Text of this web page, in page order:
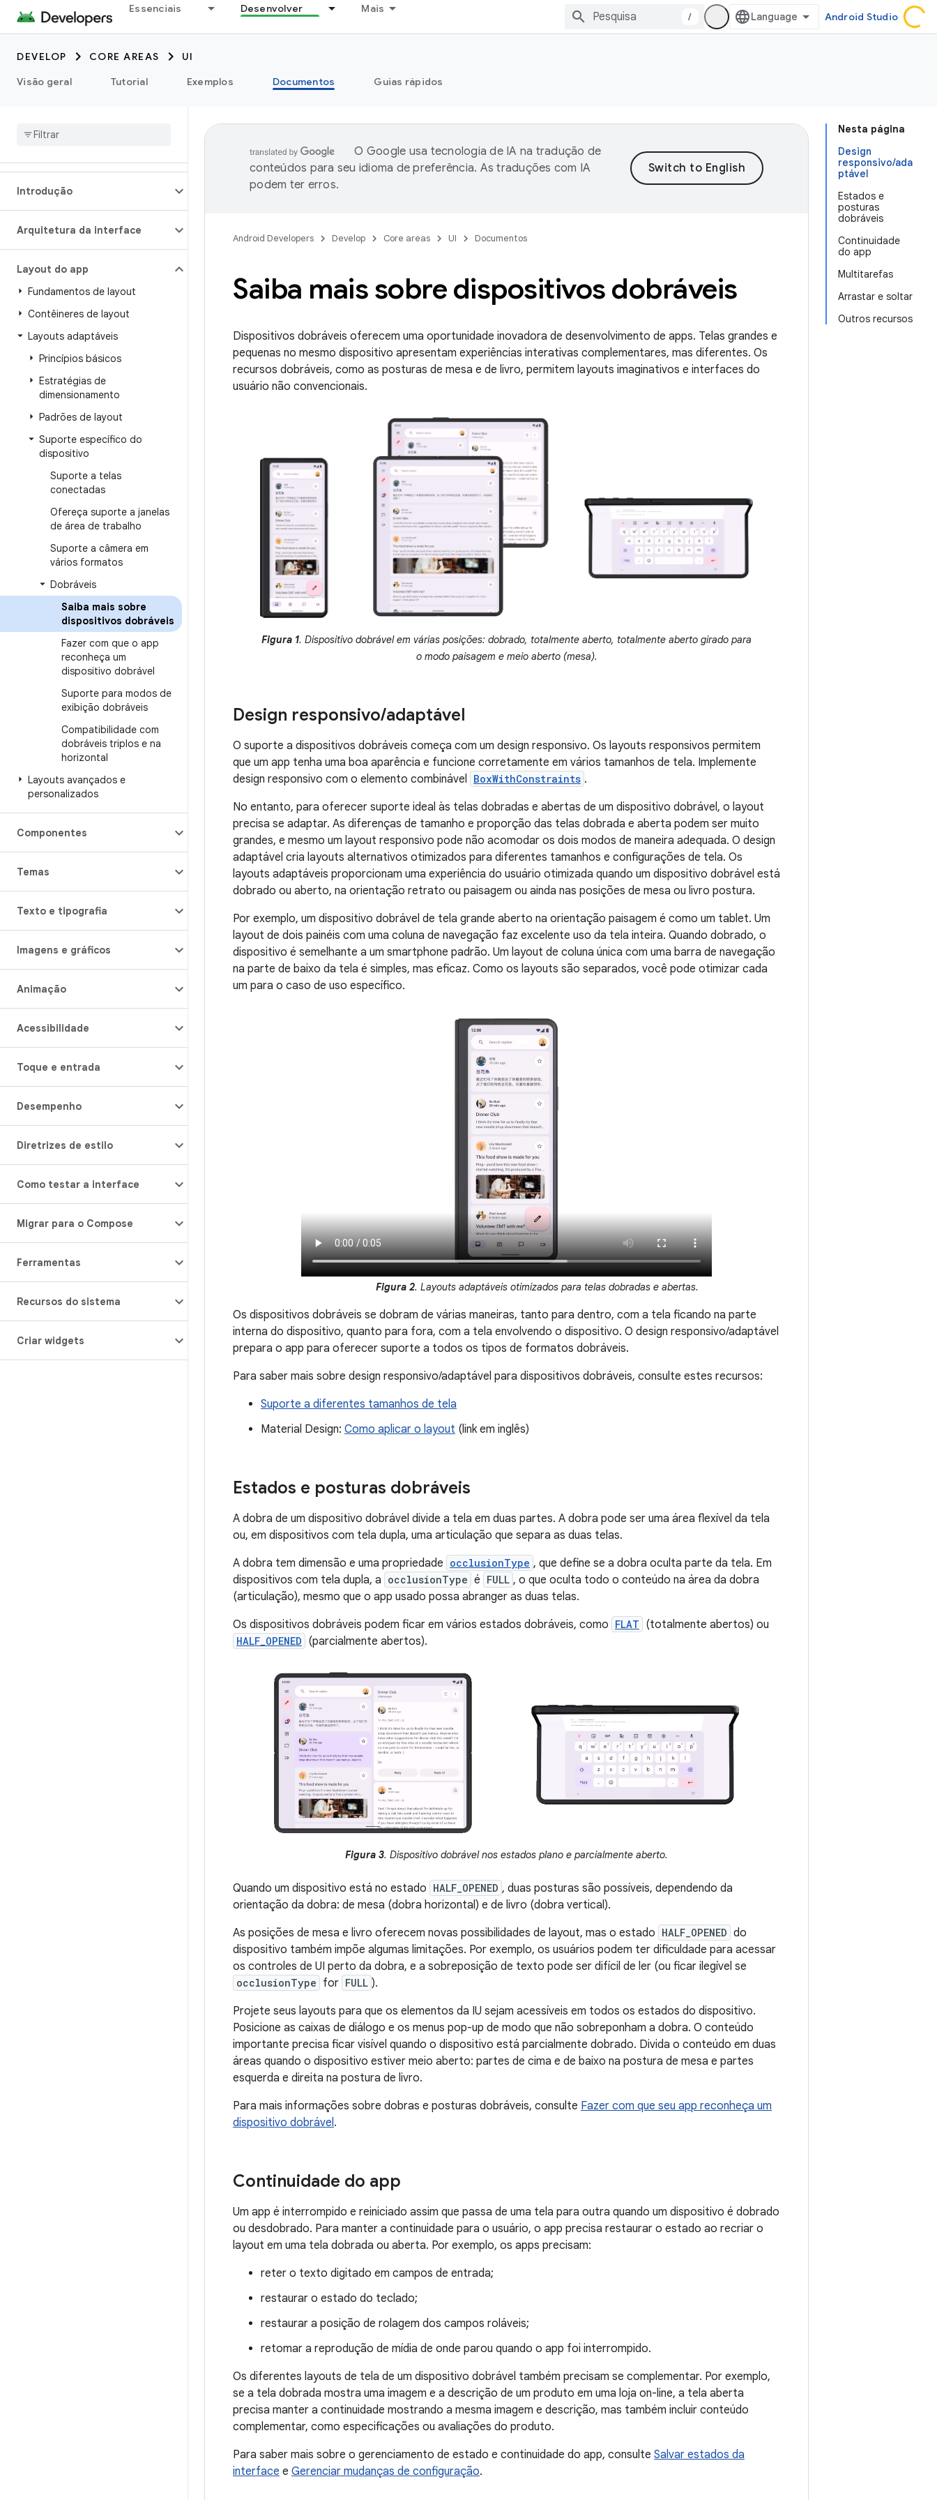
Essenciais Desenvolver Mais
/ Android Studio
DEVELOP CORE AREAS
UI
Visão geral
Tutorial Exemplos Documentos Guias rápidos
Introdução
Arquitetura da interface
Layout do app
Fundamentos de layout
Contêineres de layout
Layouts adaptáveis
Princípios básicos
Estratégias de
dimensionamento
Padrões de layout
Suporte específico do
dispositivo
Suporte a telas
conectadas
Ofereça suporte a janelas
de área de trabalho
Suporte a câmera em
vários formatos
Dobráveis
Saiba mais sobre
dispositivos dobráveis
Fazer com que o app
reconheça um
dispositivo dobrável
Suporte para modos de
exibição dobráveis
Compatibilidade com
dobráveis triplos e na
horizontal
Layouts avançados e
personalizados
Componentes
Temas
Texto e tipografia
Imagens e gráficos
Animação
Acessibilidade
Toque e entrada
Desempenho
Diretrizes de estilo
Como testar a interface
Migrar para o Compose
Ferramentas
Recursos do sistema
Criar widgets
Nesta página
Design
responsivo/ada
ptável
Estados e
posturas
dobráveis
Continuidade
do app
Multitarefas
Arrastar e soltar
Outros recursos
O Google usa tecnologia de IA na tradução de
conteúdos para seu idioma de preferência. As traduções com IA
podem ter erros.
Android Developers Develop Core areas UI Documentos
Saiba mais sobre dispositivos dobráveis
Dispositivos dobráveis oferecem uma oportunidade inovadora de desenvolvimento de apps. Telas grandes e
pequenas no mesmo dispositivo apresentam experiências interativas complementares, mas diferentes. Os
recursos dobráveis, como as posturas de mesa e de livro, permitem layouts imaginativos e interfaces do
usuário não convencionais.
Figura 1. Dispositivo dobrável em várias posições: dobrado, totalmente aberto, totalmente aberto girado para
o modo paisagem e meio aberto (mesa).
Design responsivo/adaptável
O suporte a dispositivos dobráveis começa com um design responsivo. Os layouts responsivos permitem
que um app tenha uma boa aparência e funcione corretamente em vários tamanhos de tela. Implemente
design responsivo com o elemento combinável BoxWithConstraints .
No entanto, para oferecer suporte ideal às telas dobradas e abertas de um dispositivo dobrável, o layout
precisa se adaptar. As diferenças de tamanho e proporção das telas dobrada e aberta podem ser muito
grandes, e mesmo um layout responsivo pode não acomodar os dois modos de maneira adequada. O design
adaptável cria layouts alternativos otimizados para diferentes tamanhos e configurações de tela. Os
layouts adaptáveis proporcionam uma experiência do usuário otimizada quando um dispositivo dobrável está
dobrado ou aberto, na orientação retrato ou paisagem ou ainda nas posições de mesa ou livro postura.
Por exemplo, um dispositivo dobrável de tela grande aberto na orientação paisagem é como um tablet. Um
layout de dois painéis com uma coluna de navegação faz excelente uso da tela inteira. Quando dobrado, o
dispositivo é semelhante a um smartphone padrão. Um layout de coluna única com uma barra de navegação
na parte de baixo da tela é simples, mas eficaz. Como os layouts são separados, você pode otimizar cada
um para o caso de uso específico.
Figura 2. Layouts adaptáveis otimizados para telas dobradas e abertas.
Os dispositivos dobráveis se dobram de várias maneiras, tanto para dentro, com a tela ficando na parte
interna do dispositivo, quanto para fora, com a tela envolvendo o dispositivo. O design responsivo/adaptável
prepara o app para oferecer suporte a todos os tipos de formatos dobráveis.
Para saber mais sobre design responsivo/adaptável para dispositivos dobráveis, consulte estes recursos:
Suporte a diferentes tamanhos de tela
Material Design: Como aplicar o layout (link em inglês)
Estados e posturas dobráveis
A dobra de um dispositivo dobrável divide a tela em duas partes. A dobra pode ser uma área flexível da tela
ou, em dispositivos com tela dupla, uma articulação que separa as duas telas.
A dobra tem dimensão e uma propriedade occlusionType , que define se a dobra oculta parte da tela. Em
dispositivos com tela dupla, a occlusionType é FULL , o que oculta todo o conteúdo na área da dobra
(articulação), mesmo que o app usado possa abranger as duas telas.
Os dispositivos dobráveis podem ficar em vários estados dobráveis, como FLAT (totalmente abertos) ou
HALF_OPENED (parcialmente abertos).
Figura 3. Dispositivo dobrável nos estados plano e parcialmente aberto.
Quando um dispositivo está no estado HALF_OPENED , duas posturas são possíveis, dependendo da
orientação da dobra: de mesa (dobra horizontal) e de livro (dobra vertical).
As posições de mesa e livro oferecem novas possibilidades de layout, mas o estado HALF_OPENED do
dispositivo também impõe algumas limitações. Por exemplo, os usuários podem ter dificuldade para acessar
os controles de UI perto da dobra, e a sobreposição de texto pode ser difícil de ler (ou ficar ilegível se
occlusionType for FULL ).
Projete seus layouts para que os elementos da IU sejam acessíveis em todos os estados do dispositivo.
Posicione as caixas de diálogo e os menus pop-up de modo que não sobreponham a dobra. O conteúdo
importante precisa ficar visível quando o dispositivo está parcialmente dobrado. Divida o conteúdo em duas
áreas quando o dispositivo estiver meio aberto: partes de cima e de baixo na postura de mesa e partes
esquerda e direita na postura de livro.
Para mais informações sobre dobras e posturas dobráveis, consulte Fazer com que seu app reconheça um
dispositivo dobrável .
Continuidade do app
Um app é interrompido e reiniciado assim que passa de uma tela para outra quando um dispositivo é dobrado
ou desdobrado. Para manter a continuidade para o usuário, o app precisa restaurar o estado ao recriar o
layout em uma tela dobrada ou aberta. Por exemplo, os apps precisam:
reter o texto digitado em campos de entrada;
restaurar o estado do teclado;
restaurar a posição de rolagem dos campos roláveis;
retomar a reprodução de mídia de onde parou quando o app foi interrompido.
Os diferentes layouts de tela de um dispositivo dobrável também precisam se complementar. Por exemplo,
se a tela dobrada mostra uma imagem e a descrição de um produto em uma loja on-line, a tela aberta
precisa manter a continuidade mostrando a mesma imagem e descrição, mas também incluir conteúdo
complementar, como especificações ou avaliações do produto.
Para saber mais sobre o gerenciamento de estado e continuidade do app, consulte Salvar estados da
interface e Gerenciar mudanças de configuração.